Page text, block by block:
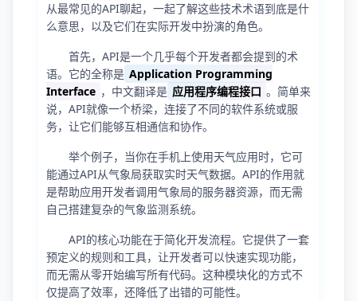
从最常见的API聊起，一起了解这些技术术语到底是什
么意思，以及它们在实际开发中扮演的角色。
首先，API是一个几乎每个开发者都会提到的术
语。它的全称是 Application Programming
Interface ，中文翻译是 应用程序编程接口 。简单来
说，API就像一个桥梁，连接了不同的软件系统或服
务，让它们能够互相通信和协作。
举个例子，当你在手机上使用天气应用时，它可
能通过API从气象局获取实时天气数据。API的作用就
是帮助应用开发者调用气象局的服务器资源，而无需
自己搭建复杂的气象监测系统。
API的核心功能在于简化开发流程。它提供了一套
预定义的规则和工具，让开发者可以快速实现功能，
而无需从零开始编写所有代码。这种模块化的方式不
仅提高了效率，还降低了出错的可能性。